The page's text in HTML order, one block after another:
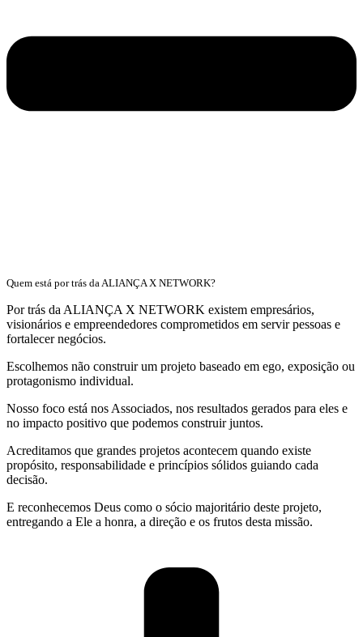
Quem está por trás da ALIANÇA X NETWORK?
Por trás da ALIANÇA X NETWORK existem empresários,
visionários e empreendedores comprometidos em servir pessoas e
fortalecer negócios.
Escolhemos não construir um projeto baseado em ego, exposição ou
protagonismo individual.
Nosso foco está nos Associados, nos resultados gerados para eles e
no impacto positivo que podemos construir juntos.
Acreditamos que grandes projetos acontecem quando existe
propósito, responsabilidade e princípios sólidos guiando cada
decisão.
E reconhecemos Deus como o sócio majoritário deste projeto,
entregando a Ele a honra, a direção e os frutos desta missão.